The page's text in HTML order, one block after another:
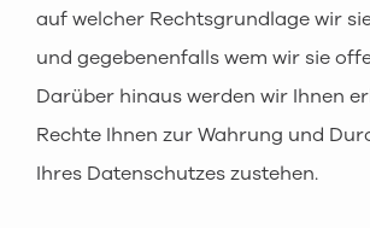
auf welcher Rechtsgrundlage wir
und gegebenenfalls wem wir sie
Darüber hinaus werden wir Ihnen
Rechte Ihnen zur Wahrung und
Ihres Datenschutzes zustehen.